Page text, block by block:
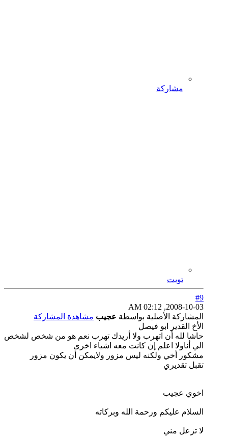
مشاركة
تويت
#9
2008-10-03, 02:12 AM
المشاركة الأصلية بواسطة عجيب مشاهدة المشاركة
الأخ القدير ابو فيصل
حاشا لله أن اتهرب ولا أريدك تهرب نعم هو من شخص لشخص
الي أناولا اعلم إن كانت معه اشياء اخرى
مشكور أخي ولكنه ليس مزور ولايمكن أن يكون مزور
تقبل تقديري
اخوي عجيب
السلام عليكم ورحمة الله وبركاته
لا تزعل مني